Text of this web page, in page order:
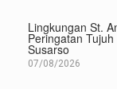
Lingkungan St.
Peringatan
Susarso
07/08/2026